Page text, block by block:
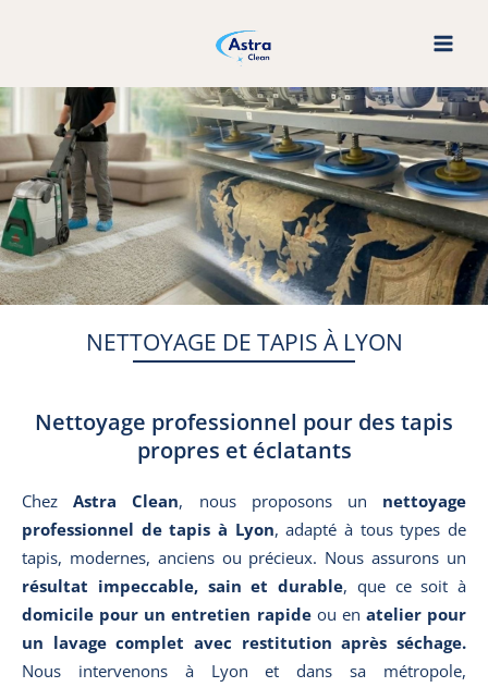
NETTOYAGE DE TAPIS À LYON
Nettoyage professionnel pour des tapis
propres et éclatants
ChezAstra Clean, nous proposons un nettoyage
professionnel de tapis à Lyon, adapté à tous types de
tapis, modernes, anciens ou précieux. Nous assurons un
résultat impeccable, sain et durable, que ce soit à
domicile pour un entretien rapideou en atelier pour
un lavage complet avec restitution après séchage.
Nous intervenons à Lyon et dans sa métropole,